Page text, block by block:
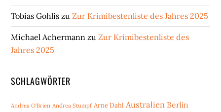
Tobias Gohlis zuZur Krimibestenliste des Jahres 2025
Michael Achermann zuZur Krimibestenliste des
Jahres 2025
SCHLAGWÖRTER
Andrea O'Brien Andrea Stumpf Arne Dahl Australien Berlin